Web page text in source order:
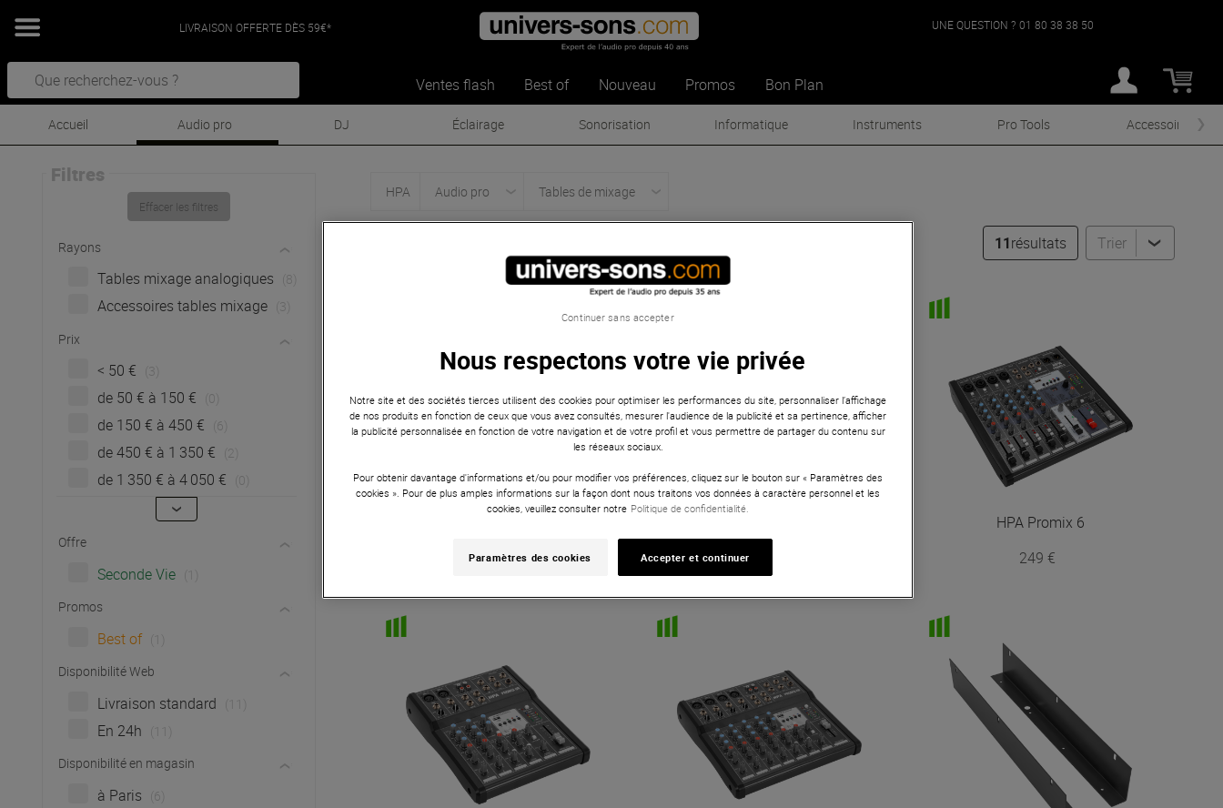
LIVRAISON OFFERTE DÈS 59€*
Ventes flash Best of Nouveau Promos Bon Plan
UNE QUESTION ? 01 80 38 38 50
Accueil Audio pro DJ Éclairage Sonorisation Informatique Instruments Pro Tools Accessoires
Filtres
Effacer les filtres
Rayons
Tables mixage analogiques (8)
Accessoires tables mixage
(3)
Prix
< 50 € (3)
de 50 € à 150 € (0)
de 150 € à 450 € (6)
de 450 € à 1 350 € (2)
de 1 350 € à 4 050 € (0)
Offre
Seconde Vie
Promos
Best of
Disponibilité Web
Livraison standard
En 24h
Disponibilité en magasin
à Paris (6)
HPA Audio pro Tables de mixage
Tables de mixage 11résultats Trier
299 €
199 €
HPA Promix 6
249 €
Nous respectons votre vie privée
Notre site et des sociétés tierces utilisent des cookies pour optimiser les performances du site, personnaliser l’affichage
de nos produits en fonction de ceux que vous avez consultés, mesurer l'audience de la publicité et sa pertinence, afficher
la publicité personnalisée en fonction de votre navigation et de votre profil et vous permettre de partager du contenu sur
les réseaux sociaux.
Pour obtenir davantage d'informations et/ou pour modifier vos préférences, cliquez sur le bouton sur « Paramètres des
cookies ». Pour de plus amples informations sur la façon dont nous traitons vos données à caractère personnel et les
cookies, veuillez consulter notre Politique de confidentialité.
Paramètres des cookies Accepter et continuer
Continuer sans accepter